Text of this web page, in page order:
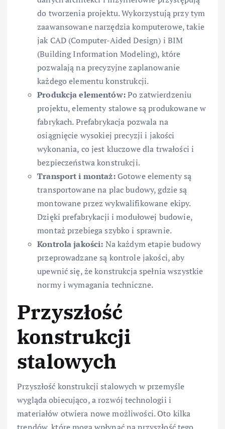
do tworzenia projektu. Wykorzystują przy tym
zaawansowane narzędzia komputerowe, takie
jak CAD (Computer-Aided Design) i BIM
(Building Information Modeling), które
pozwalają na precyzyjne zaplanowanie
każdego elementu konstrukcji.
Produkcja elementów:Po zatwierdzeniu
projektu, elementy stalowe są produkowane w
fabrykach. Prefabrykacja pozwala na
osiągnięcie wysokiej precyzji i jakości
wykonania, co jest kluczowe dla trwałości i
bezpieczeństwa konstrukcji.
Transport i montaż:Gotowe elementy są
transportowane na plac budowy, gdzie są
montowane przez wykwalifikowane ekipy.
Dzięki prefabrykacji i modułowej budowie,
montaż przebiega szybko i sprawnie.
Kontrola jakości: Na każdym etapie budowy
przeprowadzane są kontrole jakości, aby
upewnić się, że konstrukcja spełnia wszystkie
normy i wymagania techniczne.
Przyszłość
konstrukcji
stalowych
Przyszłość konstrukcji stalowych w przemyśle
wygląda obiecująco, a rozwój technologii i
materiałów otwiera nowe możliwości. Oto kilka